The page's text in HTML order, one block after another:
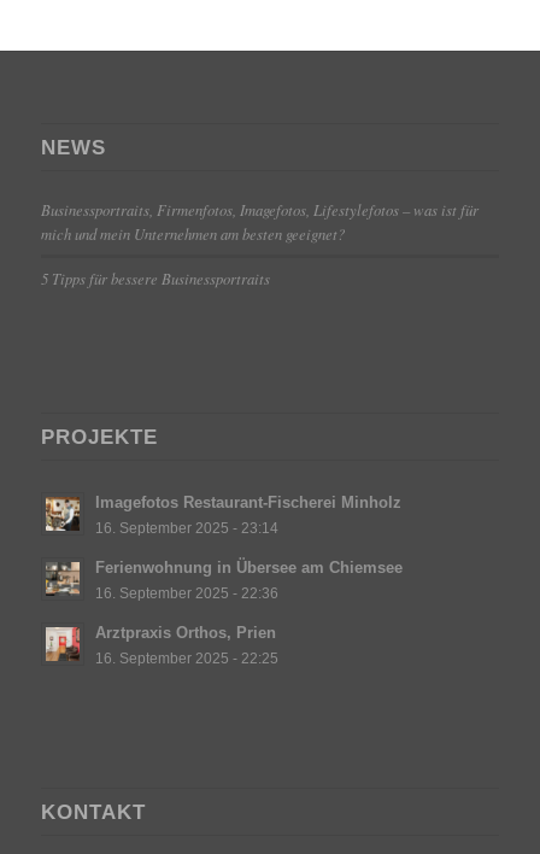
NEWS
Businessportraits, Firmenfotos, Imagefotos, Lifestylefotos – was ist für
mich und mein Unternehmen am besten geeignet?
5 Tipps für bessere Businessportraits
PROJEKTE
Imagefotos Restaurant-Fischerei Minholz
16. September 2025 - 23:14
Ferienwohnung in Übersee am Chiemsee
16. September 2025 - 22:36
Arztpraxis Orthos, Prien
16. September 2025 - 22:25
KONTAKT